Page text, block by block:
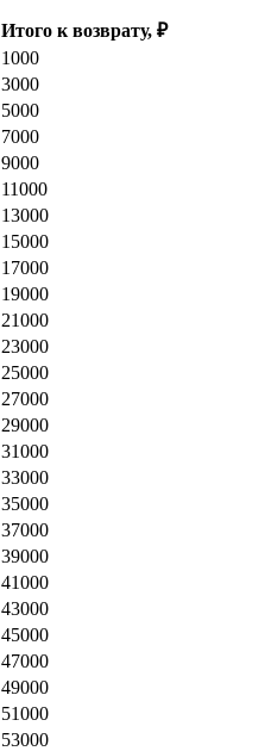
Итого к возврату, ₽
1000
3000
5000
7000
9000
11000
13000
15000
17000
19000
21000
23000
25000
27000
29000
31000
33000
35000
37000
39000
41000
43000
45000
47000
49000
51000
53000